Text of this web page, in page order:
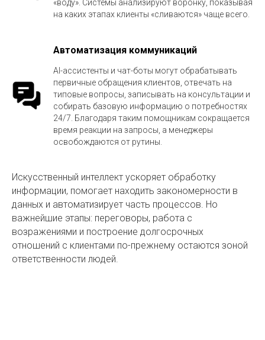
«воду». Системы анализируют воронку, показывая
на каких этапах клиенты «сливаются» чаще всего.
Автоматизация коммуникаций
AI-ассистенты и чат-боты могут обрабатывать
первичные обращения клиентов, отвечать на
типовые вопросы, записывать на консультации и
собирать базовую информацию о потребностях
24/7. Благодаря таким помощникам сокращается
время реакции на запросы, а менеджеры
освобождаются от рутины.
Искусственный интеллект ускоряет обработку
информации, помогает находить закономерности в
данных и автоматизирует часть процессов. Но
важнейшие этапы: переговоры, работа с
возражениями и построение долгосрочных
отношений с клиентами по-прежнему остаются зоной
ответственности людей.